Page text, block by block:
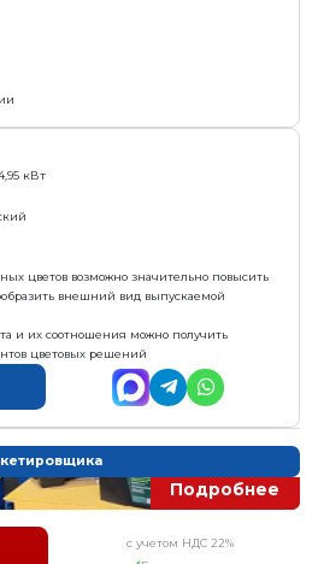
р.
Получить предложение в
300-3С
эксплуатации
14,95 кВт